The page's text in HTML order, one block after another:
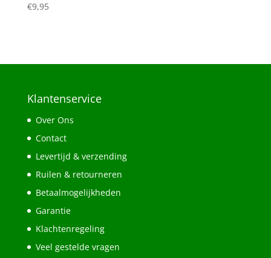
€9,95
Klantenservice
Over Ons
Contact
Levertijd & verzending
Ruilen & retourneren
Betaalmogelijkheden
Garantie
Klachtenregeling
Veel gestelde vragen